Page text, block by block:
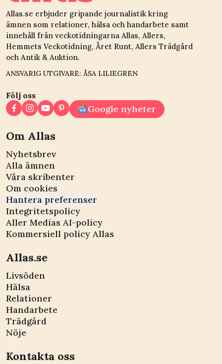
Allas.se erbjuder gripande journalistik kring
ämnen som relationer, hälsa och handarbete samt
innehåll från veckotidningarna Allas, Allers,
Hemmets Veckotidning, Året Runt, Allers Trädgård
och Antik & Auktion.
ANSVARIG UTGIVARE: ÅSA LILIEGREN
Följ oss
Google nyheter
Om Allas
Nyhetsbrev
Alla ämnen
Våra skribenter
Om cookies
Hantera preferenser
Integritetspolicy
Aller Medias AI-policy
Kommersiell policy Allas
Allas.se
Livsöden
Hälsa
Relationer
Handarbete
Trädgård
Nöje
Kontakta oss